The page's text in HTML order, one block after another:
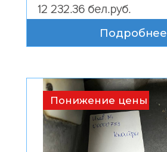
12 232.36 бел.руб.
Подробнее
Понижение цены